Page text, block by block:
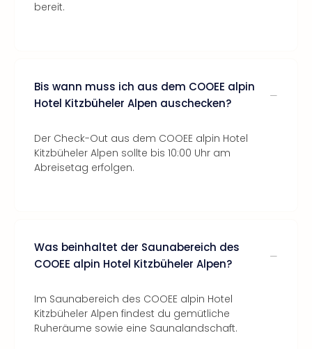
bereit.
Bis wann muss ich aus dem COOEE alpin
Hotel Kitzbüheler Alpen auschecken?
Der Check-Out aus dem COOEE alpin Hotel
Kitzbüheler Alpen sollte bis 10:00 Uhr am
Abreisetag erfolgen.
Was beinhaltet der Saunabereich des
COOEE alpin Hotel Kitzbüheler Alpen?
Im Saunabereich des COOEE alpin Hotel
Kitzbüheler Alpen findest du gemütliche
Ruheräume sowie eine Saunalandschaft.